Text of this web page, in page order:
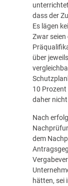
dass der
Es lägen
Zwar seien
über
10 Prozent
daher
Nach
dem
hätten, sei